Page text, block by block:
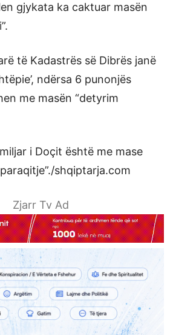
gjykata ka caktuar masën
të Kadastrës së Dibrës janë
ndërsa 6 punonjës
me masën “detyrim
i Doçit është me mase
shqiptarja.com
Zjarr Tv Ad